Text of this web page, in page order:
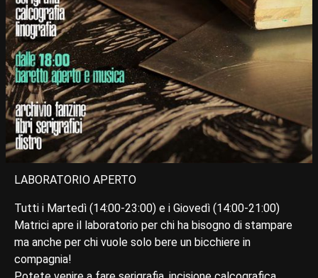
LABORATORIO APERTO
Tutti i Martedì (14:00-23:00) e i Giovedì (14:00-21:00)
Matrici apre il laboratorio per chi ha bisogno di stampare
ma anche per chi vuole solo bere un bicchiere in
compagnia!